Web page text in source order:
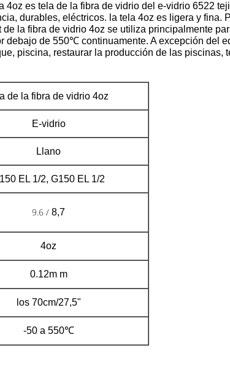
es tela de la fibra de vidrio del e-vidrio 6522
durables, eléctricos. la tela 4oz es ligera y
la fibra de vidrio 4oz se utiliza principalmente
debajo de 550℃ continuamente. A excepción del
piscina, restaurar la producción de las
de la fibra de vidrio 4oz
E-vidrio
Llano
EL 1/2, G150 EL 1/2
9.6 / 8,7
4oz
0.12m m
los 70cm/27,5"
-50 a 550℃